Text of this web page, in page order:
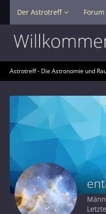
Der Astrotreff Forum
Astrotreff - Die Astronomie und